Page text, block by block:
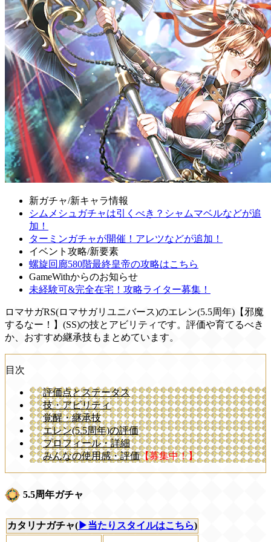
新ガチャ/新キャラ情報
シムメシュガチャは引くべき？シャムマベルなどが追
加！
ターミンガチャが開催！アレツなどが追加！
イベント攻略/新要素
螺旋回廊580階最終皇帝の攻略はこちら
GameWithからのお知らせ
未経験可&完全在宅！攻略ライター募集！
ロマサガRS(ロマサガリユニバース)のエレン(5.5周年)【邪魔
するなー！】(SS)の技とアビリティです。評価や育てるべき
か、おすすめ継承技もまとめています。
目次
評価点とステータス
技・アビリティ
覚醒・継承技
エレン(5.5周年)の評価
プロフィール・詳細
みんなの使用感・評価【募集中！】
5.5周年ガチャ
カタリナガチャ( ▶当たりスタイルはこちら)